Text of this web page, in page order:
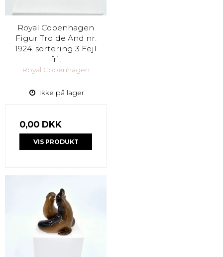
Royal Copenhagen
Figur Trolde And nr.
1924. sortering 3 Fejl
fri.
Royal Copenhagen
Ikke på lager
0,00 DKK
VIS PRODUKT